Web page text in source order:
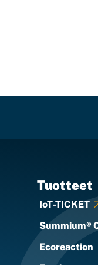
Tuotteet
IoT-TICKET
Summium®
Ecoreaction